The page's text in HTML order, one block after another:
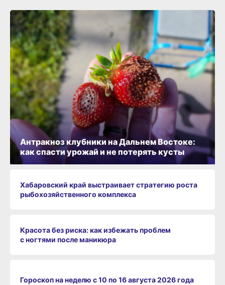
Антракноз клубники на Дальнем Востоке:
как спасти урожай и не потерять кусты
Хабаровский край выстраивает стратегию роста
рыбохозяйственного комплекса
Красота без риска: как избежать проблем
с ногтями после маникюра
Гороскоп на неделю с 10 по 16 августа 2026 года